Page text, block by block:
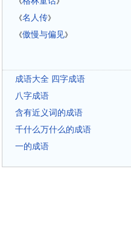
《名人传》
《傲慢与偏见》
成语大全 四字成语
八字成语
含有近义词的成语
千什么万什么的成语
一的成语